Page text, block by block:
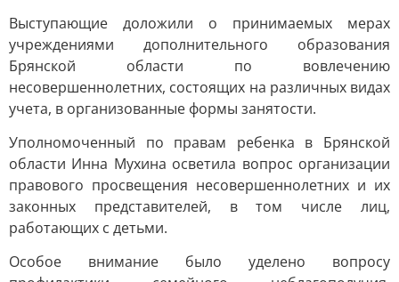
Выступающие доложили о принимаемых мерах
учреждениями дополнительного образования
Брянской области по вовлечению
несовершеннолетних, состоящих на различных видах
учета, в организованные формы занятости.
Уполномоченный по правам ребенка в Брянской
области Инна Мухина осветила вопрос организации
правового просвещения несовершеннолетних и их
законных представителей, в том числе лиц,
работающих с детьми.
Особое внимание было уделено вопросу